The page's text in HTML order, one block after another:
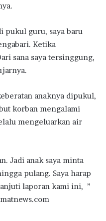
pukul guru, saya baru
Ketika
sana saya tersinggung,
anaknya dipukul,
korban mengalami
mengeluarkan air
Jadi anak saya minta
pulang. Saya harap
laporan kami ini, ”